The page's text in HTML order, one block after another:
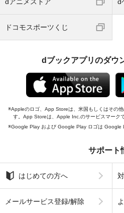
ドコモスポーツくじ
dブックアプリのダウ
Appleのロゴ、App Storeは、米国もしくはその
す。App Storeは、Apple Inc.のサービスマークで
Google Play および Google Play ロゴは Google
サポート
はじめての方へ
メールサービス登録/解除